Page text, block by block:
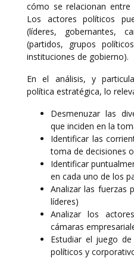
cómo se relacionan
Los actores políticos
(líderes, gobernantes,
(partidos, grupos
instituciones de gobierno).
En el análisis, y
política estratégica, lo
Desmenuzar las
que inciden en la
Identificar las
toma de decisiones
Identificar
en cada uno de los
Analizar las fuerzas
líderes)
Analizar los
cámaras
Estudiar el juego
políticos y